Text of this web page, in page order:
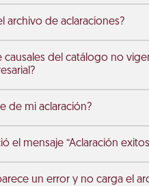
archivo de aclaraciones?
causales del catálogo no
de mi aclaración?
el mensaje “Aclaración
un error y no carga el